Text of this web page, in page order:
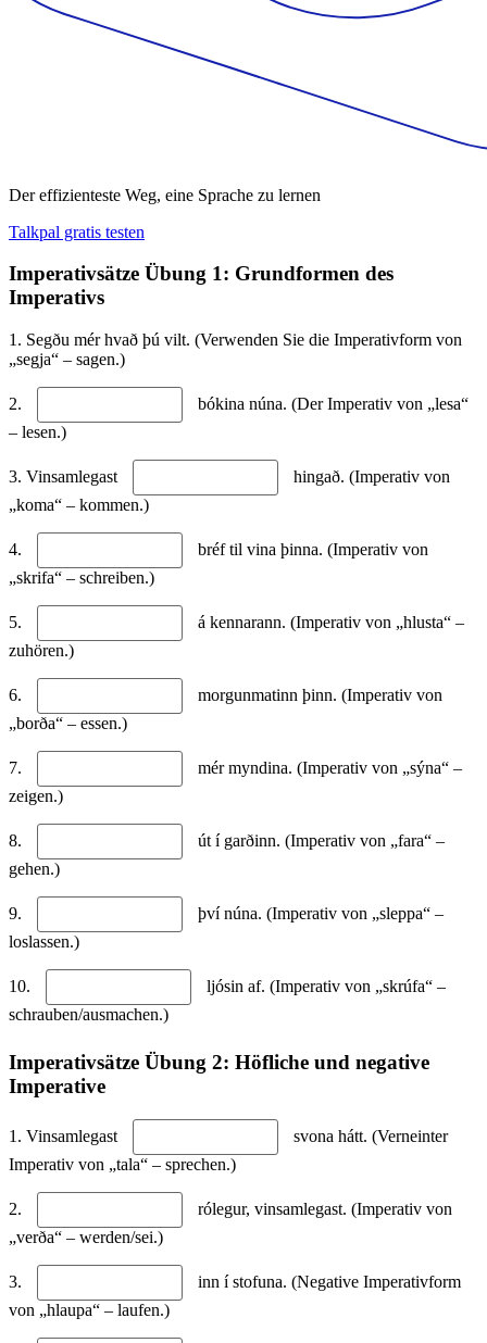
Der effizienteste Weg, eine Sprache zu lernen
Talkpal gratis testen
Imperativsätze Übung 1: Grundformen des
Imperativs
1. Segðu mér hvað þú vilt. (Verwenden Sie die Imperativform von
„segja“ – sagen.)
2.
bókina núna. (Der Imperativ von „lesa“
– lesen.)
3. Vinsamlegast
hingað. (Imperativ von
„koma“ – kommen.)
4.
bréf til vina þinna. (Imperativ von
„skrifa“ – schreiben.)
5.
á kennarann. (Imperativ von „hlusta“ –
zuhören.)
6.
morgunmatinn þinn. (Imperativ von
„borða“ – essen.)
7.
mér myndina. (Imperativ von „sýna“ –
zeigen.)
8.
út í garðinn. (Imperativ von „fara“ –
gehen.)
9.
því núna. (Imperativ von „sleppa“ –
loslassen.)
10.
ljósin af. (Imperativ von „skrúfa“ –
schrauben/ausmachen.)
Imperativsätze Übung 2: Höfliche und negative
Imperative
1. Vinsamlegast
svona hátt. (Verneinter
Imperativ von „tala“ – sprechen.)
2.
rólegur, vinsamlegast. (Imperativ von
„verða“ – werden/sei.)
3.
inn í stofuna. (Negative Imperativform
von „hlaupa“ – laufen.)